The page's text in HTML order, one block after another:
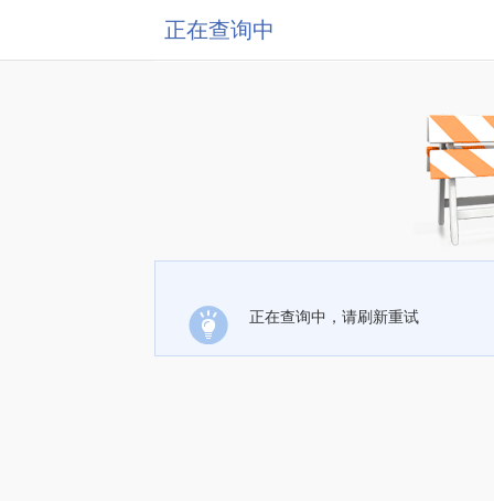
正在查询中
正在查询中，请刷新重试